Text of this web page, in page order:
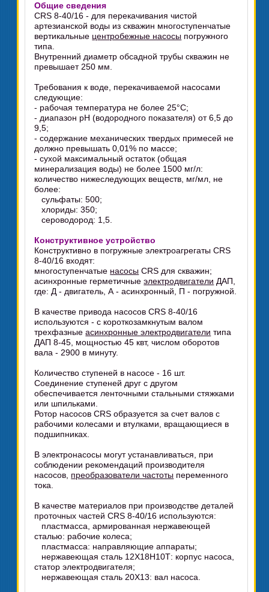
Общие сведения
CRS 8-40/16 - для перекачивания чистой
артезианской воды из скважин многоступенчатые
вертикальные центробежные насосы погружного
типа.
Внутренний диаметр обсадной трубы скважин не
превышает 250 мм.
Требования к воде, перекачиваемой насосами
следующие:
- рабочая температура не более 25°C;
- диапазон pH (водородного показателя) от 6,5 до
9,5;
- содержание механических твердых примесей не
должно превышать 0,01% по массе;
- сухой максимальный остаток (общая
минерализация воды) не более 1500 мг/л:
количество нижеследующих веществ, мг/мл, не
более:
сульфаты: 500;
хлориды: 350;
сероводород: 1,5.
Конструктивное устройство
Конструктивно в погружные электроагрегаты CRS
8-40/16 входят:
многоступенчатые насосы CRS для скважин;
асинхронные герметичныеэлектродвигатели ДАП,
где: Д - двигатель, А - асинхронный, П - погружной.
В качестве привода насосов CRS 8-40/16
используются - с короткозамкнутым валом
трехфазныеасинхронные электродвигатели типа
ДАП 8-45, мощностью 45 квт, числом оборотов
вала - 2900 в минуту.
Количество ступеней в насосе - 16 шт.
Соединение ступеней друг с другом
обеспечивается ленточными стальными стяжками
или шпильками.
Ротор насосов CRS образуется за счет валов с
рабочими колесами и втулками, вращающиеся в
подшипниках.
В электронасосы могут устанавливаться, при
соблюдении рекомендаций производителя
насосов, преобразователи частоты переменного
тока.
В качестве материалов при производстве деталей
проточных частей CRS 8-40/16 используются:
пластмасса, армированная нержавеющей
сталью: рабочие колеса;
пластмасса: направляющие аппараты;
нержавеющая сталь 12Х18Н10Т: корпус насоса,
статор электродвигателя;
нержавеющая сталь 20Х13: вал насоса.